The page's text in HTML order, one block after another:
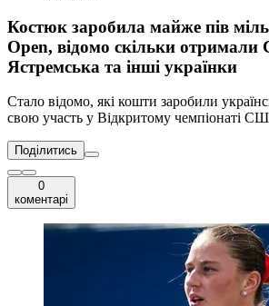
Костюк заробила майже пів
Open, відомо скільки отримали
Ястремська та інші українки
Стало відомо, які кошти заробили
свою участь у Відкритому чемпіонаті
Поділитись
0
коментарі